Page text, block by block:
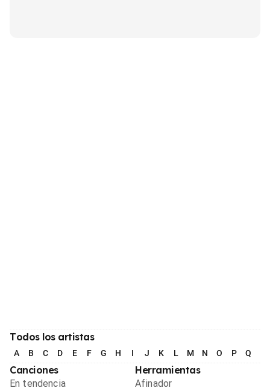
Todos los artistas
A B C D E F G H I J K L M N O P Q
Canciones
En tendencia
Herramientas
Afinador